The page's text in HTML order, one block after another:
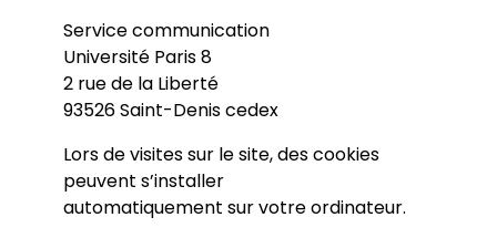
Service communication
Université Paris 8
2 rue de la Liberté
93526 Saint-Denis cedex
Lors de visites sur le site, des cookies
peuvent s’installer
automatiquement sur votre ordinateur.